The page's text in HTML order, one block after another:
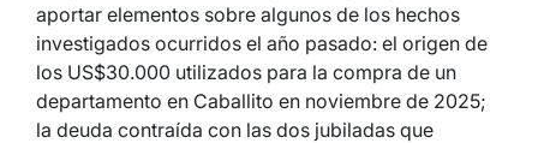
aportar elementos sobre algunos de los hechos
investigados ocurridos el año pasado: el origen de
los US$30.000 utilizados para la compra de un
departamento en Caballito en noviembre de 2025;
la deuda contraída con las dos jubiladas que